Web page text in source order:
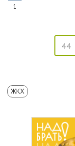
1
44
ЖКХ